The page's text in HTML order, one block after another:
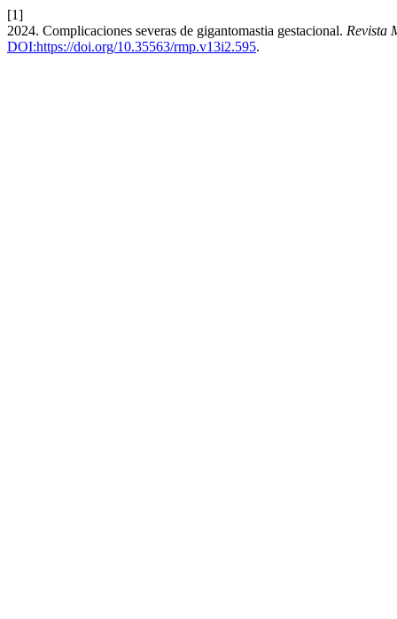
[1]
2024. Complicaciones severas de gigantomastia gestacional. Revista
DOI:https://doi.org/10.35563/rmp.v13i2.595.